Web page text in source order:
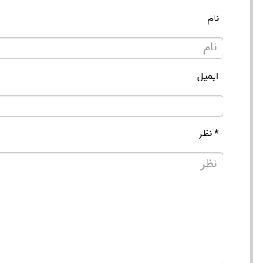
نام
ایمیل
* نظر